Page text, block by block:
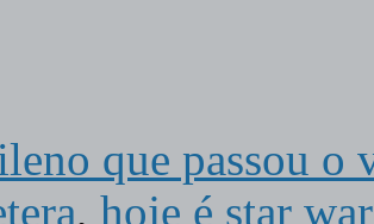
que passou o
, hoje é star